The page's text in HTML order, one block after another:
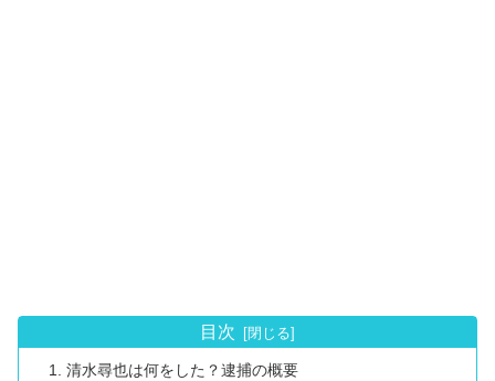
目次
清水尋也は何をした？逮捕の概要